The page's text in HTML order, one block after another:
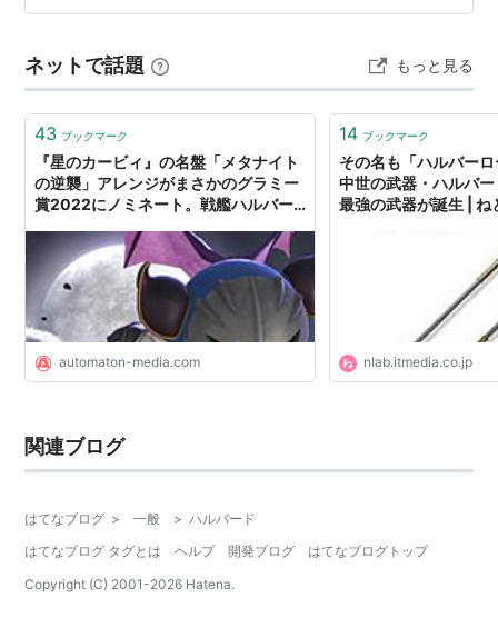
イトの逆襲前夜を思いついたといっていいと思います。
の話で 果たされました。 ずっと読んできてくださった方
がいたらありがとうござい…
ネットで話題 もっと見る
43 ブックマーク
『星のカービィ』の名盤「メタナイト
の逆襲」アレンジがまさかのグラミー
賞2022にノミネート。戦艦ハルバー
automaton-media.com
14 ブックマーク
その名も「ハルバー
中世の武器・ハルバ
最強の武器が誕生 | ね
nlab.itmedia.co.jp
関連ブログ
はてなブログ > 一般 > ハルバード
はてなブログ タグとは
ヘルプ 開発ブログ
はてなブログトップ
Copyright (C) 2001-2026 Hatena.